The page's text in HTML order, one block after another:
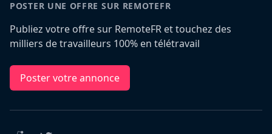
POSTER UNE OFFRE SUR REMOTEFR
Publiez votre offre sur RemoteFR et touchez des
milliers de travailleurs 100% en télétravail
Poster votre annonce